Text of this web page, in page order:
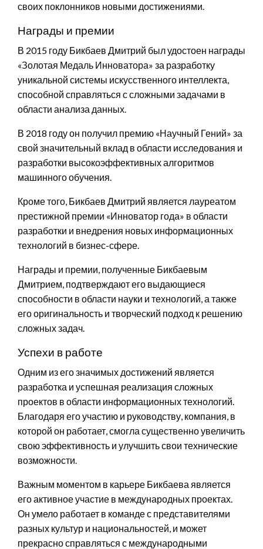
своих поклонников новыми достижениями.
Награды и премии
В 2015 году Бикбаев Дмитрий был удостоен награды
«Золотая Медаль Инноватора» за разработку
уникальной системы искусственного интеллекта,
способной справляться с сложными задачами в
области анализа данных.
В 2018 году он получил премию «Научный Гений» за
свой значительный вклад в области исследования и
разработки высокоэффективных алгоритмов
машинного обучения.
Кроме того, Бикбаев Дмитрий является лауреатом
престижной премии «Инноватор года» в области
разработки и внедрения новых информационных
технологий в бизнес-сфере.
Награды и премии, полученные Бикбаевым
Дмитрием, подтверждают его выдающиеся
способности в области науки и технологий, а также
его оригинальность и творческий подход к решению
сложных задач.
Успехи в работе
Одним из его значимых достижений является
разработка и успешная реализация сложных
проектов в области информационных технологий.
Благодаря его участию и руководству, компания, в
которой он работает, смогла существенно увеличить
свою эффективность и улучшить свои технические
возможности.
Важным моментом в карьере Бикбаева является
его активное участие в международных проектах.
Он умело работает в команде с представителями
разных культур и национальностей, и может
прекрасно справляться с международными